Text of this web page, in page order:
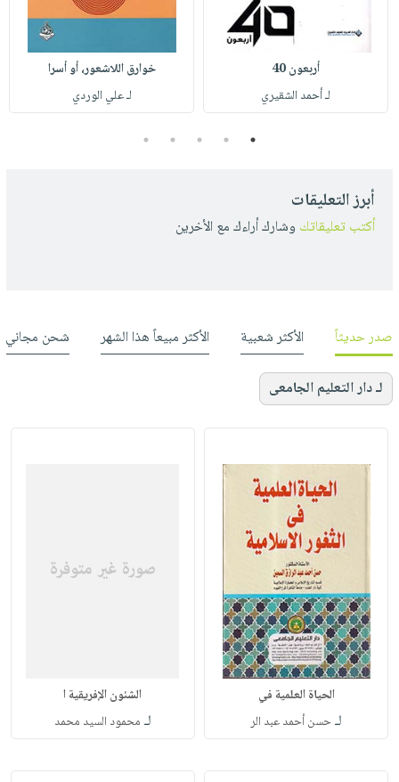
أربعون 40
لـ أحمد الشقيري
خوارق اللاشعور، أو أسرا
لـ علي الوردي
1
2
3
4
5
أبرز التعليقات
أكتب تعليقاتك وشارك أراءك مع الأخرين
صدر حديثاً الأكثر شعبية الأكثر مبيعاً هذا الشهر شحن مجاني
لـ دار التعليم الجامعى
الحياة العلمية في
لـحسن أحمد عبد الر
الشئون الإفريقية ا
لـ محمود السيد محمد